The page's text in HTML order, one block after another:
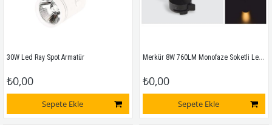
30W Led Ray Spot Armatür
₺0,00
Sepete Ekle
Merkür 8W 760LM Monofaze Soketli Ledli Ray Armatür
₺0,00
Sepete Ekle